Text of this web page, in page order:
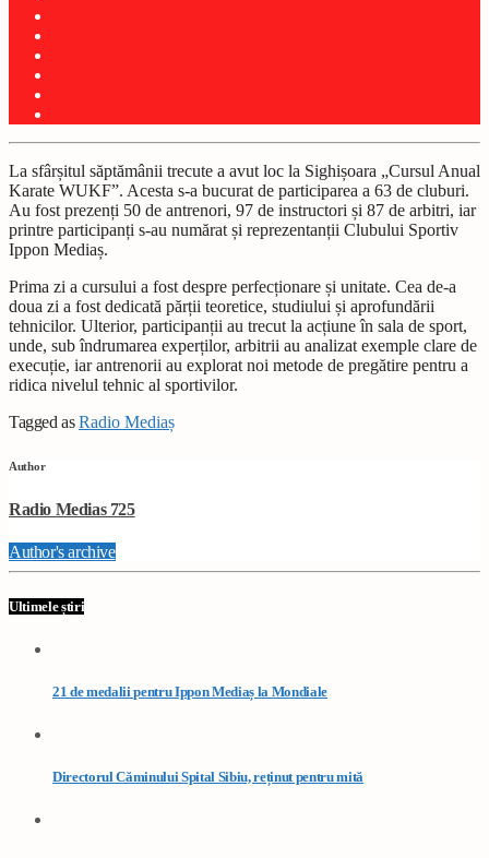
La sfârșitul săptămânii trecute a avut loc la Sighișoara „Cursul Anual
Karate WUKF”. Acesta s-a bucurat de participarea a 63 de cluburi.
Au fost prezenți 50 de antrenori, 97 de instructori și 87 de arbitri, iar
printre participanți s-au numărat și reprezentanții Clubului Sportiv
Ippon Mediaș.
Prima zi a cursului a fost despre perfecționare și unitate. Cea de-a
doua zi a fost dedicată părții teoretice, studiului și aprofundării
tehnicilor. Ulterior, participanții au trecut la acțiune în sala de sport,
unde, sub îndrumarea experților, arbitrii au analizat exemple clare de
execuție, iar antrenorii au explorat noi metode de pregătire pentru a
ridica nivelul tehnic al sportivilor.
Tagged asRadio Mediaș
Author
Radio Medias 725
Author's archive
Ultimele știri
21 de medalii pentru Ippon Mediaș la Mondiale
Directorul Căminului Spital Sibiu, reținut pentru mită